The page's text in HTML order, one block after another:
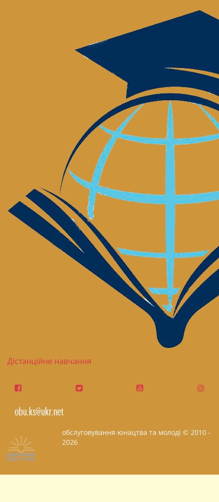
Дістанційне навчання
obu.ks@ukr.net
обслуговування юнацтва та молоді © 2010 -
2026